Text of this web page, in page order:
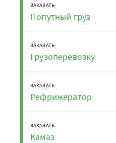
ЗАКАЗАТЬ
Попутный груз
ЗАКАЗАТЬ
Грузоперевозку
ЗАКАЗАТЬ
Рефрижератор
ЗАКАЗАТЬ
Камаз